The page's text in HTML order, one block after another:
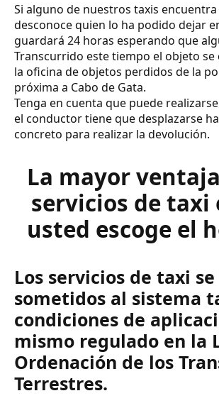
Si alguno de nuestros taxis
desconoce quien lo ha podido dejar
guardará 24 horas esperando que
Transcurrido este tiempo el objeto se
la oficina de objetos perdidos de la
próxima a Cabo de Gata.
Tenga en cuenta que puede
el conductor tiene que desplazarse
concreto para realizar la devolución.
La mayor
servicios de taxi
usted escoge el
Los servicios de taxi
sometidos al sistema
condiciones de
mismo regulado en la
Ordenación de los
Terrestres.